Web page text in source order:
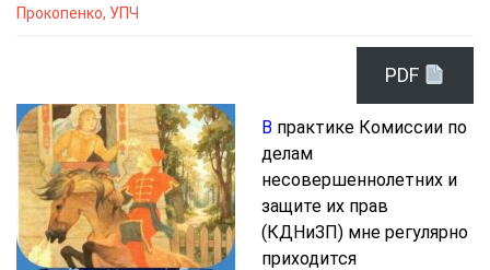
Прокопенко, УПЧ
PDF
В практике Комиссии по
делам
несовершеннолетних и
защите их прав
(КДНиЗП) мне регулярно
приходится